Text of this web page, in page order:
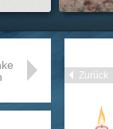
Zurück